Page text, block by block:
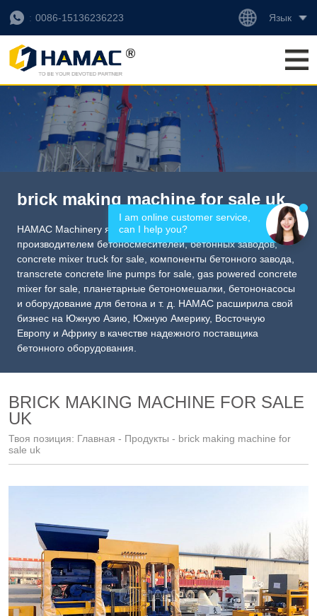
0086-15136236223 Язык
brick making machine for sale uk
HAMAC Machinery является профессиональным
производителем бетоносмесителей, бетонных заводов,
concrete mixer truck for sale, компоненты бетонного завода
transcrete concrete line pumps for sale, gas powered concrete
mixer for sale, планетарные бетономешалки , бетононасосы
и оборудование для бетона и т. д. HAMAC расширила свой
бизнес на Южную Азию, Южную Америку, Восточную
Европу и Африку в качестве надежного поставщика
бетонного оборудования.
BRICK MAKING MACHINE FOR SALE
UK
Твоя позиция: Главная - Продукты - brick making machine for
sale uk
I am online customer service,
can I help you?